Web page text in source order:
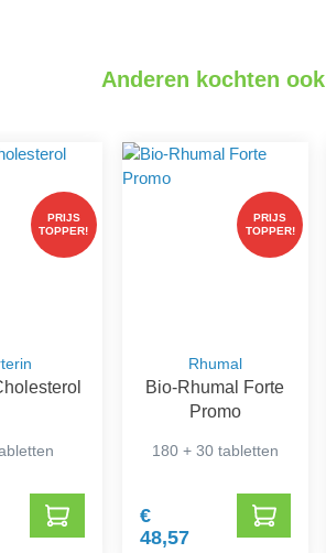
Anderen kochten ook
PRIJS
TOPPER!
PRIJS
TOPPER!
Rhumal
Bio-Rhumal Forte
Promo
180 + 30 tabletten
€
48,57